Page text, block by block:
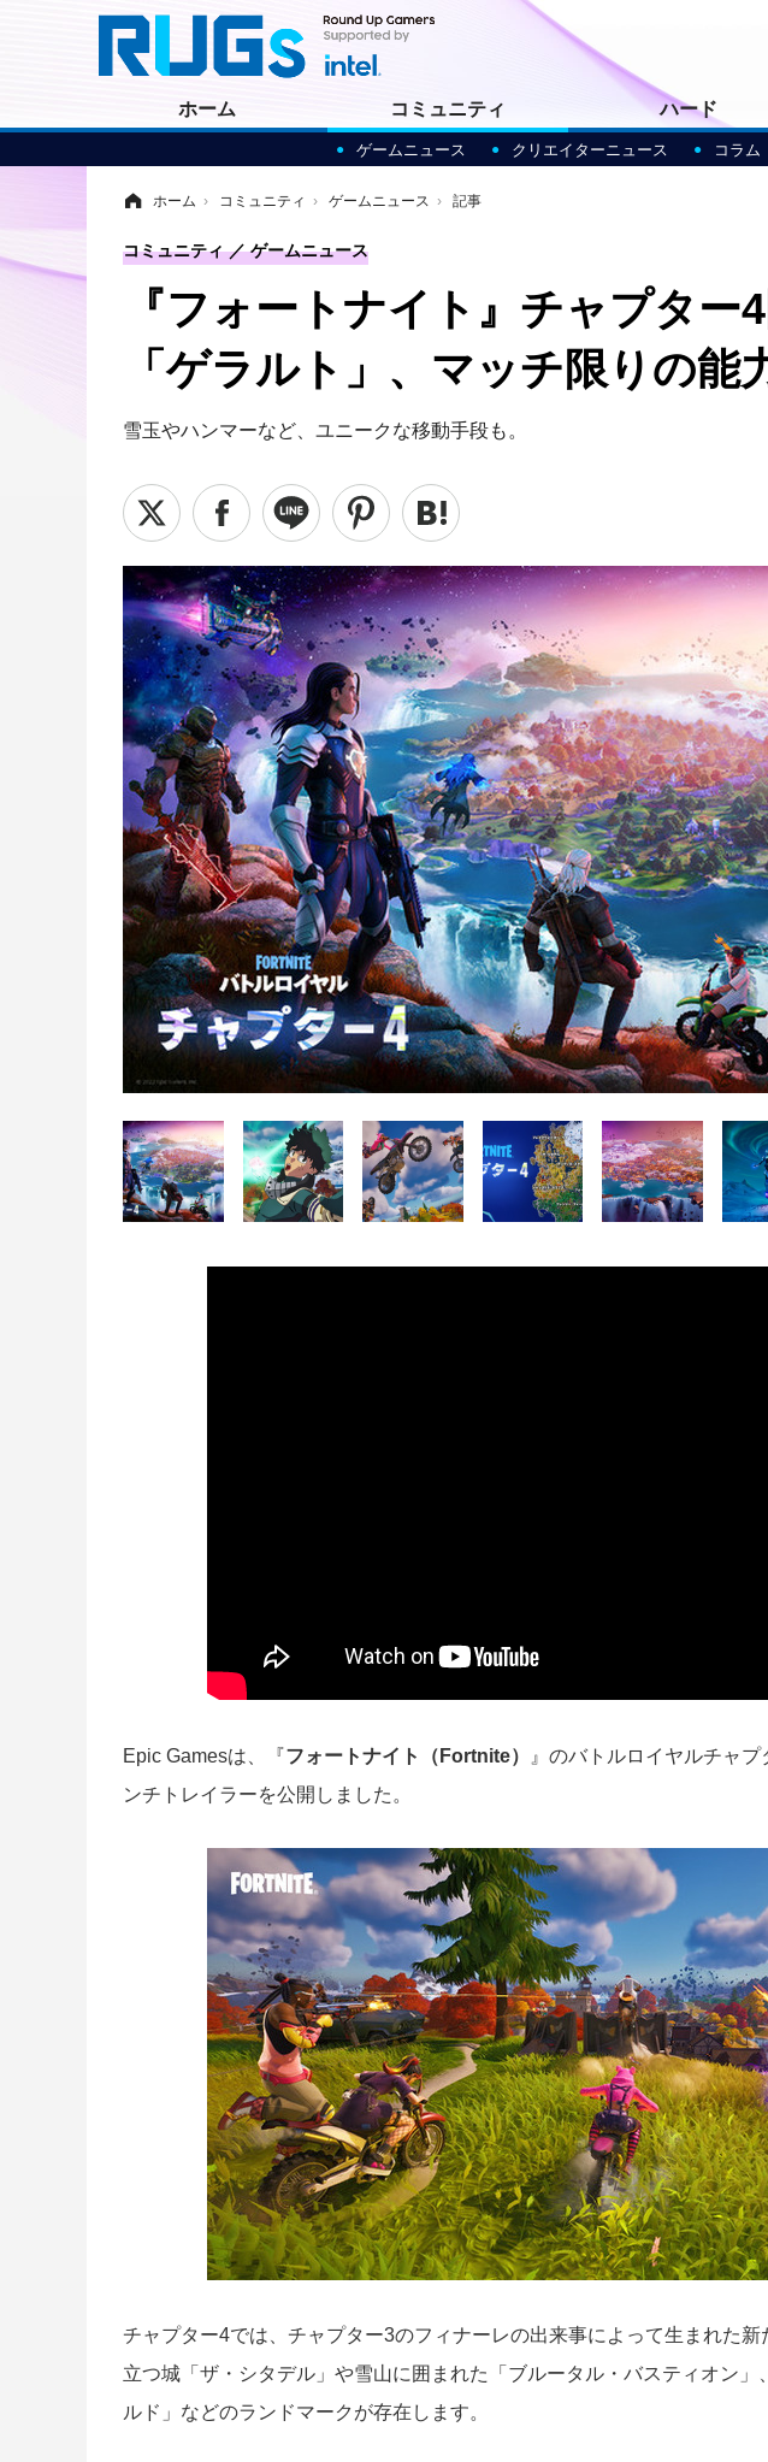
ホーム コミュニティ
ゲームニュース クリエイターニュース コラム
ハード
ホーム › コミュニティ › ゲームニュース › 記事
『フォートナイト』チャプタ
「ゲラルト」、マッチ限りの
雪玉やハンマーなど、ユニークな移動手段も。
コミュニティ ゲームニュース
Epic Gamesは、『フォートナイト（Fortnite）
』のバトルロイヤルチャ
ンチトレイラーを公開しました。
チャプター4では、チャプター3のフィナーレの出来事によって生まれた新
立つ城「ザ・シタデル」や雪山に囲まれた「ブルータル・バスティオン
ルド」などのランドマークが存在します。